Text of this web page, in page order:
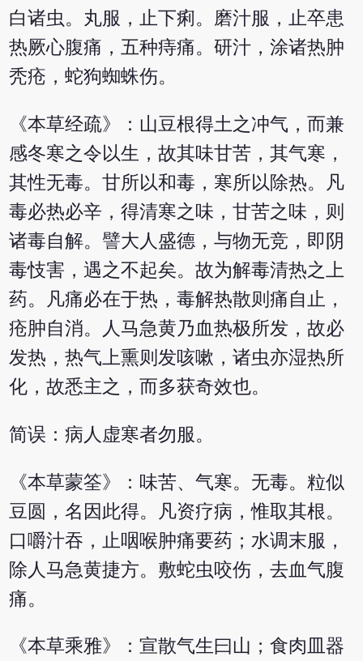
白诸虫。丸服，止下痢。磨汁服，止卒患
热厥心腹痛，五种痔痛。研汁，涂诸热肿
秃疮，蛇狗蜘蛛伤。
《本草经疏》：山豆根得土之冲气，而兼
感冬寒之令以生，故其味甘苦，其气寒，
其性无毒。甘所以和毒，寒所以除热。凡
毒必热必辛，得清寒之味，甘苦之味，则
诸毒自解。譬大人盛德，与物无竞，即阴
毒忮害，遇之不起矣。故为解毒清热之上
药。凡痛必在于热，毒解热散则痛自止，
疮肿自消。人马急黄乃血热极所发，故必
发热，热气上熏则发咳嗽，诸虫亦湿热所
化，故悉主之，而多获奇效也。
简误：病人虚寒者勿服。
《本草蒙筌》：味苦、气寒。无毒。粒似
豆圆，名因此得。凡资疗病，惟取其根。
口嚼汁吞，止咽喉肿痛要药；水调末服，
除人马急黄捷方。敷蛇虫咬伤，去血气腹
痛。
《本草乘雅》：宣散气生曰山；食肉皿器